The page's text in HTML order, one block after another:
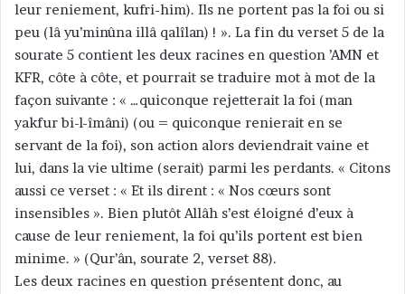
leur reniement, kufri-him). Ils ne portent pas la foi ou si
peu (lâ yu’minûna illâ qalîlan) ! ». La fin du verset 5 de la
sourate 5 contient les deux racines en question ’AMN et
KFR, côte à côte, et pourrait se traduire mot à mot de la
façon suivante : « …quiconque rejetterait la foi (man
yakfur bi-l-îmâni) (ou = quiconque renierait en se
servant de la foi), son action alors deviendrait vaine et
lui, dans la vie ultime (serait) parmi les perdants. « Citons
aussi ce verset : « Et ils dirent : « Nos cœurs sont
insensibles ». Bien plutôt Allâh s’est éloigné d’eux à
cause de leur reniement, la foi qu’ils portent est bien
minime. » (Qur’ân, sourate 2, verset 88).
Les deux racines en question présentent donc, au